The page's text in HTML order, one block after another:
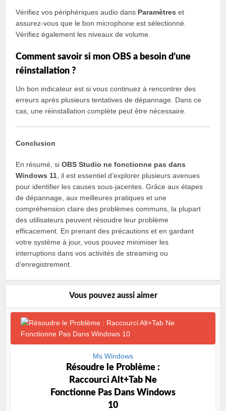
Vérifiez vos périphériques audio dans Paramètres et
assurez-vous que le bon microphone est sélectionné.
Vérifiez également les niveaux de volume.
Comment savoir si mon OBS a besoin d’une
réinstallation ?
Un bon indicateur est si vous continuez à rencontrer des
erreurs après plusieurs tentatives de dépannage. Dans ce
cas, une réinstallation complète peut être nécessaire.
Conclusion
En résumé, siOBS Studio ne fonctionne pas dans
Windows 11 , il est essentiel d’explorer plusieurs avenues
pour identifier les causes sous-jacentes. Grâce aux étapes
de dépannage, aux meilleures pratiques et une
compréhension claire des problèmes communs, la plupart
des utilisateurs peuvent résoudre leur problème
efficacement. En prenant des précautions et en gardant
votre système à jour, vous pouvez minimiser les
interruptions dans vos activités de streaming ou
d’enregistrement.
Vous pouvez aussi aimer
Ms Windows
Résoudre le Problème :
Raccourci Alt+Tab Ne
Fonctionne Pas Dans Windows
10